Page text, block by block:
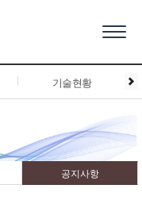
기술현황
공지사항